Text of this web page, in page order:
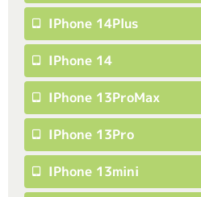
IPhone 14Plus
IPhone 14
IPhone 13ProMax
IPhone 13Pro
IPhone 13mini